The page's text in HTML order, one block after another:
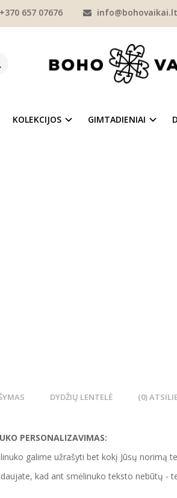
+370 657 07676 info@bohovaikai.lt
KOLEKCIJOS GIMTADIENIAI
DYDŽIŲ LENTELĖ (0)
PERSONALIZAVIMAS:
galime užrašyti bet kokį Jūsų norimą
kad ant smėlinuko teksto nebūtų -